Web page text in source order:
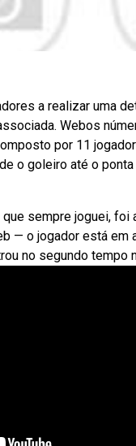
a realizar uma
Webos
por 11
o goleiro até o
sempre joguei,
— o jogador está
no segundo tempo